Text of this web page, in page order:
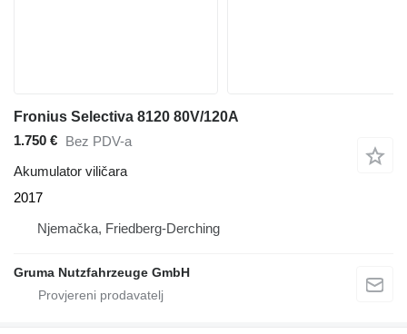
Fronius Selectiva 8120 80V/120A
1.750 € Bez PDV-a
Akumulator viličara
2017
Njemačka, Friedberg-Derching
Gruma Nutzfahrzeuge GmbH